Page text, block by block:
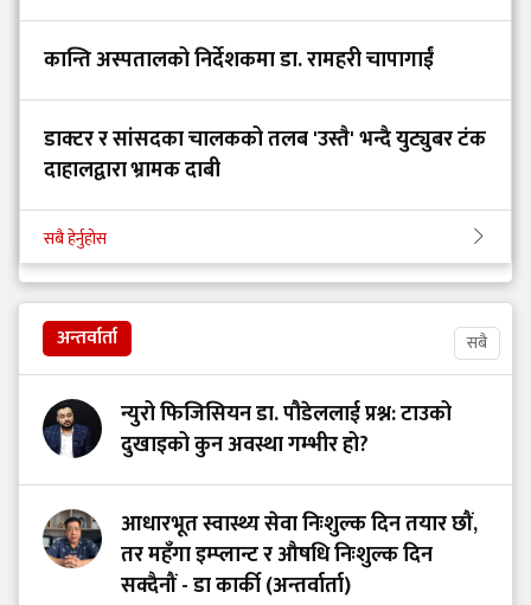
कान्ति अस्पतालको निर्देशकमा डा. रामहरी चापागाईं
डाक्टर र सांसदका चालकको तलब 'उस्तै' भन्दै युट्युबर टंक
दाहालद्वारा भ्रामक दाबी
सबै हेर्नुहोस
अन्तर्वार्ता सबै
न्युरो फिजिसियन डा. पौडेललाई प्रश्न: टाउको
दुखाइको कुन अवस्था गम्भीर हो?
आधारभूत स्वास्थ्य सेवा निःशुल्क दिन तयार छौं,
तर महँगा इम्प्लान्ट र औषधि निःशुल्क दिन
सक्दैनौं - डा कार्की (अन्तर्वार्ता)